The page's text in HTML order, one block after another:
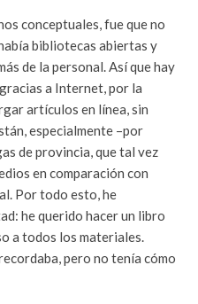
conceptuales, fue que no
bibliotecas abiertas y
de la personal. Así que hay
a Internet, por la
artículos en línea, sin
especialmente –por
de provincia, que tal vez
en comparación con
Por todo esto, he
he querido hacer un libro
a todos los materiales.
pero no tenía cómo